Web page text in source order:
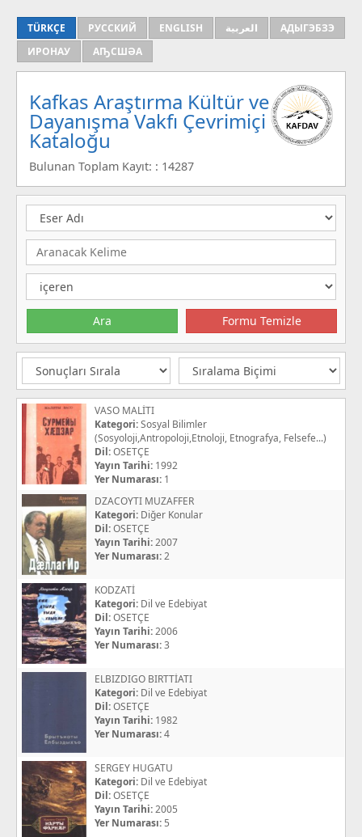
TÜRKÇE РУССКИЙ ENGLISH العربية
АДЫГЭБЗЭ
ИРОНАУ
АҦСШӘА
Kafkas Araştırma Kültür ve
Dayanışma Vakfı Çevrimiçi
Kataloğu
Bulunan Toplam Kayıt: : 14287
VASO MALİTI
Kategori:Sosyal Bilimler
(Sosyoloji,Antropoloji,Etnoloji, Etnografya, Felsefe...)
Dil:OSETÇE
Yayın Tarihi: 1992
Yer Numarası: 1
DZACOYTI MUZAFFER
Kategori: Diğer Konular
Dil:OSETÇE
Yayın Tarihi:2007
Yer Numarası:2
KODZATİ
Kategori: Dil ve Edebiyat
Dil:OSETÇE
Yayın Tarihi:2006
Yer Numarası:3
ELBIZDIGO BIRTTİATI
Kategori: Dil ve Edebiyat
Dil:OSETÇE
Yayın Tarihi: 1982
Yer Numarası:4
SERGEY HUGATU
Kategori: Dil ve Edebiyat
Dil:OSETÇE
Yayın Tarihi:2005
Yer Numarası: 5